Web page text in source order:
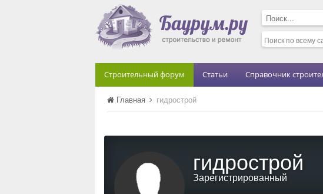
Строительный форум Статьи Справочник
Главная гидрострой
гидрострой
Зарегистрированный